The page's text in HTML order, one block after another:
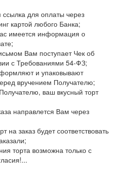
для оплаты через
картой любого Банка;
имеется информация о
Вам поступает Чек об
с Требованиями 54-ФЗ;
и упаковывают
вручением Получателю;
ваш вкусный торт
направлется Вам через
на заказ будет соответствовать
торта возможна только с